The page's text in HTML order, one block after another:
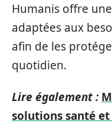
Humanis offre
adaptées aux
afin de les
quotidien.
Lire également :
solutions santé